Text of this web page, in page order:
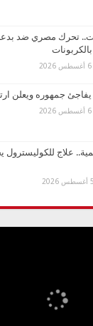
تحرك مصري ضد بدعة
جمهوره ويعلن
علاج